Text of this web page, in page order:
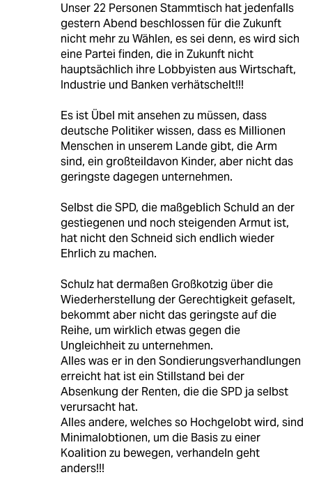
Unser 22 Personen Stammtisch hat jedenfalls
gestern Abend beschlossen für die Zukunft
nicht mehr zu Wählen, es sei denn, es wird sich
eine Partei finden, die in Zukunft nicht
hauptsächlich ihre Lobbyisten aus Wirtschaft,
Industrie und Banken verhätschelt!!!
Es ist Übel mit ansehen zu müssen, dass
deutsche Politiker wissen, dass es Millionen
Menschen in unserem Lande gibt, die Arm
sind, ein großteildavon Kinder, aber nicht das
geringste dagegen unternehmen.
Selbst die SPD, die maßgeblich Schuld an der
gestiegenen und noch steigenden Armut ist,
hat nicht den Schneid sich endlich wieder
Ehrlich zu machen.
Schulz hat dermaßen Großkotzig über die
Wiederherstellung der Gerechtigkeit gefaselt,
bekommt aber nicht das geringste auf die
Reihe, um wirklich etwas gegen die
Ungleichheit zu unternehmen.
Alles was er in den Sondierungsverhandlungen
erreicht hat ist ein Stillstand bei der
Absenkung der Renten, die die SPD ja selbst
verursacht hat.
Alles andere, welches so Hochgelobt wird, sind
Minimalobtionen, um die Basis zu einer
Koalition zu bewegen, verhandeln geht
anders!!!